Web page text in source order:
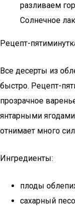
разливаем
Солнечное
Рецепт-
Все десерты из
быстро. Рецепт-
прозрачное
янтарными
отнимает много
Ингредиенты:
плоды
сахарный